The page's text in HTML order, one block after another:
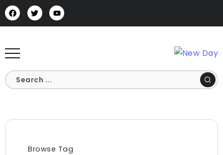
Browse Tag